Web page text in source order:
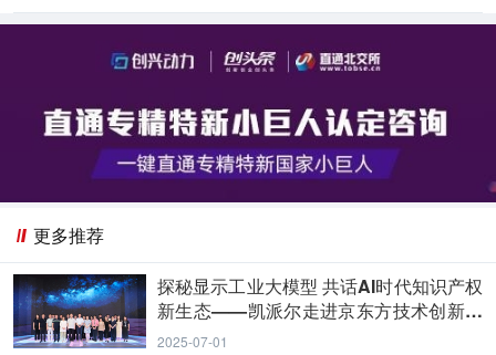
更多推荐
探秘显示工业大模型 共话AI时代知识产权
新生态——凯派尔走进京东方技术创新中
心
2025-07-01